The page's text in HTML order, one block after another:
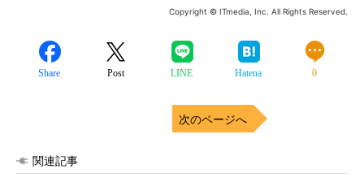
Copyright © ITmedia, Inc. All Rights Reserved.
Share Post LINE Hatena 0
次のページへ
関連記事